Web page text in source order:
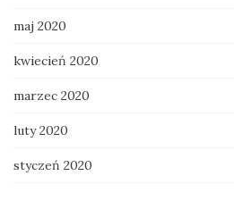
maj 2020
kwiecień 2020
marzec 2020
luty 2020
styczeń 2020